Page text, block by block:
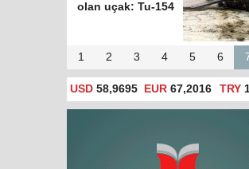
olan uçak: Tu-154
1 2 3 4 5 6
USD 58,9695 EUR 67,2016 TRY